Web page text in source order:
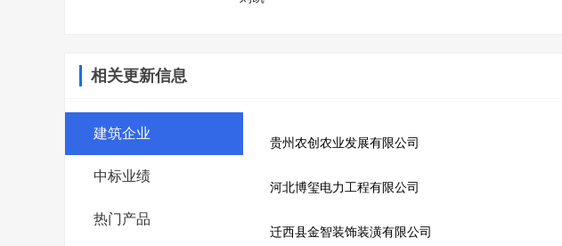
相关更新信息
建筑企业
中标业绩
热门产品
贵州农创农业发展有限公司
河北博玺电力工程有限公司
迁西县金智装饰装潢有限公司